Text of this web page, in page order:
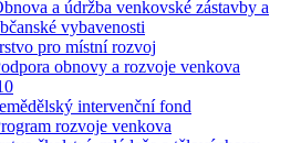
a údržba venkovské zástavby a
vybavenosti
pro místní rozvoj
obnovy a rozvoje venkova
intervenční fond
rozvoje venkova